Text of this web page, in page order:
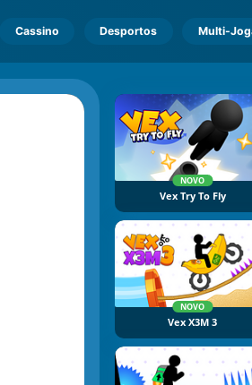
Cassino Desportos Multi-
NOVO
Vex Try To Fly
NOVO
Vex X3M 3